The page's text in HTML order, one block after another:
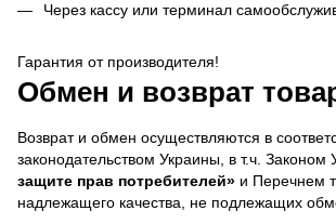
Через кассу или терминал
Гарантия от производителя!
Обмен и возврат
Возврат и обмен осуществляются в
законодательством Украины, в т.ч. Законом
защите прав потребителей» и Перечнем
надлежащего качества, не подлежащих